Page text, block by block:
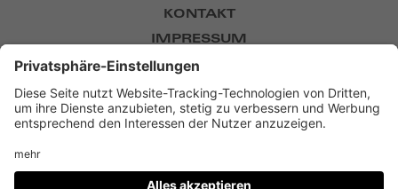
KONTAKT
IMPRESSUM
DATENSCHUTZ
NEWSLETTER
BARRIEREFREIHEIT
Prinzregentenstr. 60, D-81675